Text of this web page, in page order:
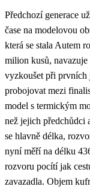
Předchozí generace
čase na modelovou
která se stala Autem
milion kusů,
vyzkoušet při prvních
probojovat mezi
model s termickým
než jejich předchůdci
se hlavně délka,
nyní měří na délku
rozvoru pocítí jak
zavazadla. Objem